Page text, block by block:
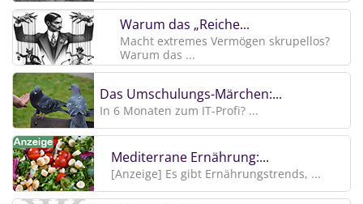
Warum das „Reiche...
Macht extremes Vermögen skrupellos?
Warum das ...
Das Umschulungs-Märchen:...
In 6 Monaten zum IT-Profi? ...
Mediterrane Ernährung:...
[Anzeige] Es gibt Ernährungstrends, ...